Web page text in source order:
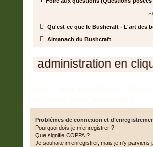
Qu'est ce que le Bushcraft - L'art des
Almanach du Bushcraft
en cliquant sur
Problèmes de connexion et
Pourquoi dois-je m’enregistrer ?
Que signifie COPPA ?
Je souhaite m’enregistrer, mais je n’y parviens